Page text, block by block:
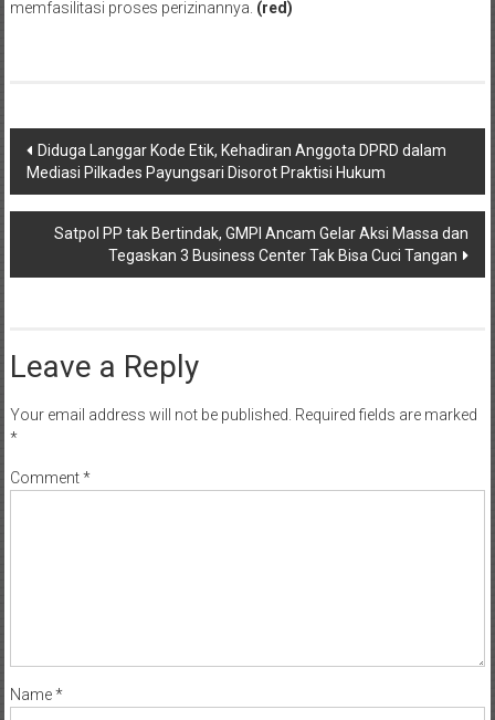
memfasilitasi proses perizinannya. (red)
Post
navigation
Diduga Langgar Kode Etik, Kehadiran Anggota DPRD dalam
Mediasi Pilkades Payungsari Disorot Praktisi Hukum
Satpol PP tak Bertindak, GMPI Ancam Gelar Aksi Massa dan
Tegaskan 3 Business Center Tak Bisa Cuci Tangan
Leave a Reply
Your email address will not be published. Required fields are marked
*
Comment*
Name*